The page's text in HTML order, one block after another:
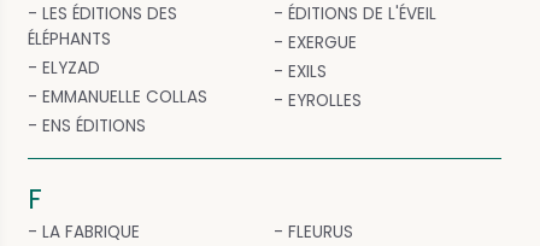
LES ÉDITIONS DES
ÉLÉPHANTS
ELYZAD
EMMANUELLE COLLAS
ENS ÉDITIONS
ÉDITIONS DE L'ÉVEIL
EXERGUE
EXILS
EYROLLES
F
LA FABRIQUE
FLEURUS